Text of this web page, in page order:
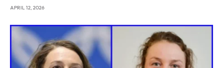
APRIL 12, 2026